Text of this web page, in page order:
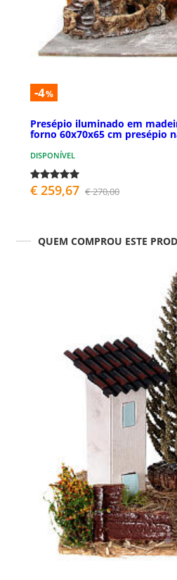
-4%
Presépio iluminado em
forno 60x70x65 cm presépio
DISPONÍVEL
€ 259,67 € 270,00
QUEM COMPROU ESTE